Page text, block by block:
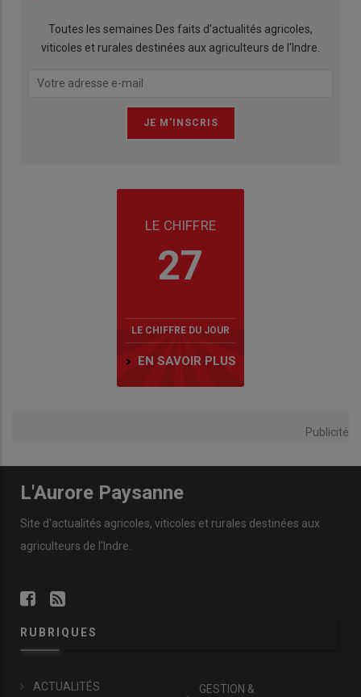
Toutes les semaines Des faits d'actualités agricoles,
viticoles et rurales destinées aux agriculteurs de l'Indre.
LE CHIFFRE
27
LE CHIFFRE DU JOUR
EN SAVOIR PLUS
Publicité
L'Aurore Paysanne
Site d'actualités agricoles, viticoles et rurales destinées aux
agriculteurs de l'Indre.
RUBRIQUES
ACTUALITÉS
GESTION &